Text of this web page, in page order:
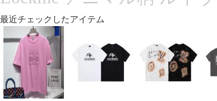
最近チェックしたアイテム